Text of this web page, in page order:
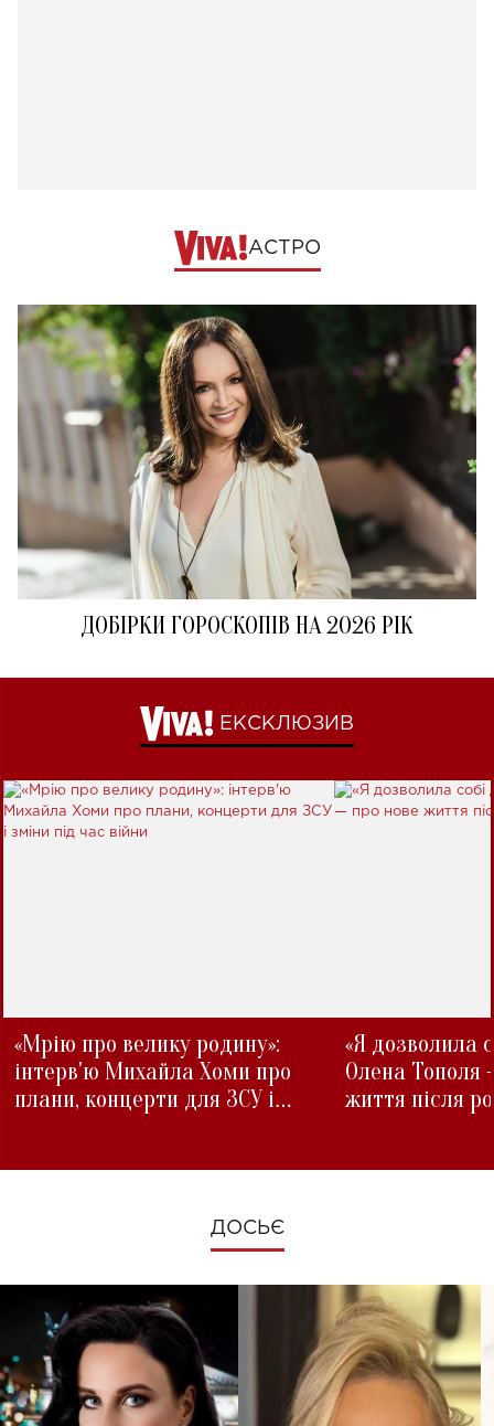
АСТРО
ДОБІРКИ ГОРОСКОПІВ НА 2026 РІК
ЕКСКЛЮЗИВ
«Мрію про велику родину»:
інтерв'ю Михайла Хоми про
плани, концерти для ЗСУ і
«Я дозволила
Олена Тополя
життя після
ДОСЬЄ